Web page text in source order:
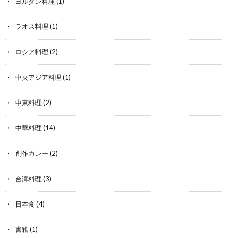
ラオス料理 (1)
ロシア料理 (2)
中央アジア料理 (1)
中東料理 (2)
中華料理 (14)
創作カレー (2)
台湾料理 (3)
日本食 (4)
書籍(1)